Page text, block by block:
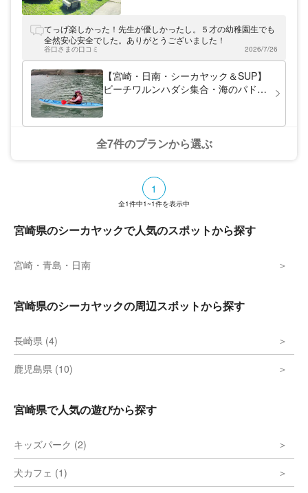
お使いいただけます。50名様以上のBBQも
大歓迎！大自然の中、広々とした空間で
てっげ楽しかった！先生が優しかったし。５才の幼稚園生でも
全然安心安全でした。ありがとうございました！
谷口さまの口コミ 2026/7/26
【宮崎・日南・シーカヤック＆SUP】
ビーチワルンハダシ集合・海のパドル
SUP体験」海を優雅にクルージング！
全7件のプランから選ぶ
1
全1件中1~1件を表示中
宮崎県のシーカヤックで人気のスポットから探す
宮崎・青島・日南
宮崎県のシーカヤックの周辺スポットから探す
長崎県 (4)
鹿児島県 (10)
宮崎県で人気の遊びから探す
キッズパーク (2)
犬カフェ (1)